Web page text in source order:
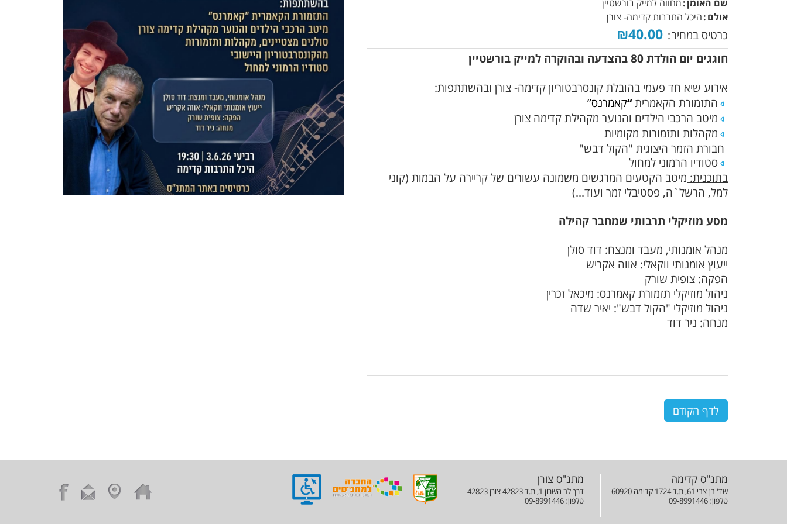
שם האומן מחווה למייק בורשטיין
אולם היכל התרבות קדימה- צורן
כרטיס במחיר
חוגגים יום הולדת 80 בהצדעה ובהוקרה למייק בורשטיין
אירוע שיא חד פעמי בהובלת קונסרבטוריון קדימה- צורן ובהשתתפות:
התזמורת הקאמרית“קאמרנס”
מיטב הרכבי הילדים והנוער מקהילת קדימה צורן
מקהלות ותזמורות מקומיות
חבורת הזמר היצוגית "הקול דבש"
סטודיו הרמוני למחול
בתוכנית: מיטב הקטעים המרגשים משמונה עשורים של קריירה על הבמות (קוני
למל, הרשל`ה, פסטיבלי זמר ועוד...)
מסע מוזיקלי תרבותי שמחבר קהילה
מנהל אומנותי, מעבד ומנצח: דוד סולן
ייעוץ אומנותי ווקאלי: אווה אקריש
הפקה: צופית שורק
ניהול מוזיקלי תזמורת קאמרנס: מיכאל זכרין
ניהול מוזיקלי "הקול דבש": יאיר שדה
מנחה: ניר דוד
לדף הקודם
מתנ"ס קדימה
שד' בן-צבי 61, ת.ד 1724 קדימה 60920
טלפון 09-8991446
מתנ"ס צורן
דרך לב השרון 1, ת.ד 42823 צורן 42823
טלפון 09-8991446